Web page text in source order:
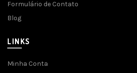
Formulário de Contato
Blog
LINKS
Minha Conta